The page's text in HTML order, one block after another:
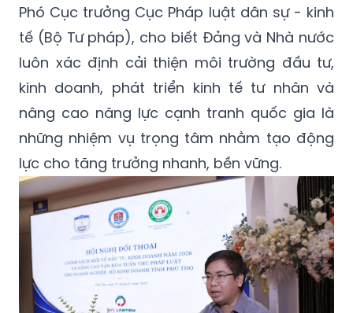
Phó Cục trưởng Cục Pháp luật dân sự - kinh
tế (Bộ Tư pháp), cho biết Đảng và Nhà nước
luôn xác định cải thiện môi trường đầu tư,
kinh doanh, phát triển kinh tế tư nhân và
nâng cao năng lực cạnh tranh quốc gia là
những nhiệm vụ trọng tâm nhằm tạo động
lực cho tăng trưởng nhanh, bền vững.